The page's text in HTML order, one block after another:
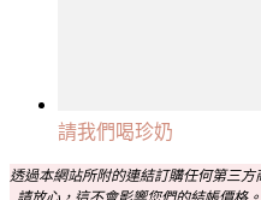
請我們喝珍奶
透過本網站所附的連結訂購任何第三